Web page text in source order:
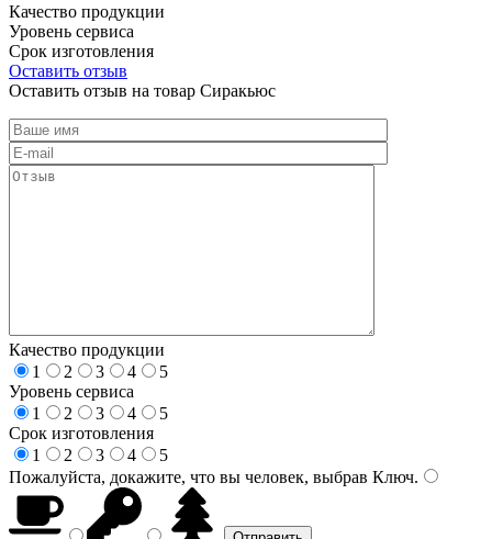
Качество продукции
Уровень сервиса
Срок изготовления
Оставить отзыв
Оставить отзыв на товар Сиракьюс
Качество продукции
1
2 3 4
5
Уровень сервиса
1
2 3 4
5
Срок изготовления
1
2 3 4
5
Пожалуйста, докажите, что вы человек, выбрав Ключ.